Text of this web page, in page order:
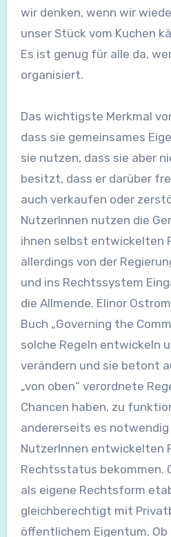
wir denken, wenn wir
unser Stück vom Kuchen
Es ist genug für alle da,
organisiert.
Das wichtigste Merkmal
dass sie gemeinsames
sie nutzen, dass sie aber
besitzt, dass er darüber
auch verkaufen oder
NutzerInnen nutzen die
ihnen selbst entwickelten
allerdings von der
und ins Rechtssystem
die Allmende. Elinor
Buch „Governing the
solche Regeln entwickeln
verändern und sie betont
„von oben“ verordnete
Chancen haben, zu
andererseits es
NutzerInnen entwickelten
Rechtsstatus bekommen.
als eigene Rechtsform
gleichberechtigt mit
öffentlichem Eigentum. Ob